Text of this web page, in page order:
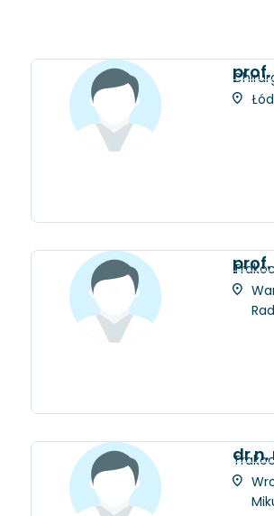
prof.
prof.
dr n.